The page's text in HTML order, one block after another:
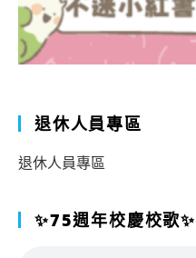
退休人員專區
退休人員專區
✨75週年校慶校歌✨